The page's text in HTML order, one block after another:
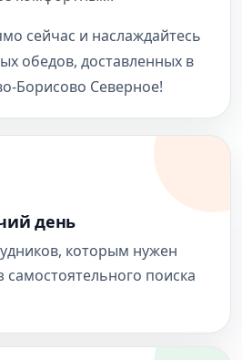
сейчас и наслаждайтесь
обедов, доставленных в
Борисово Северное!
день
которым нужен
поиска